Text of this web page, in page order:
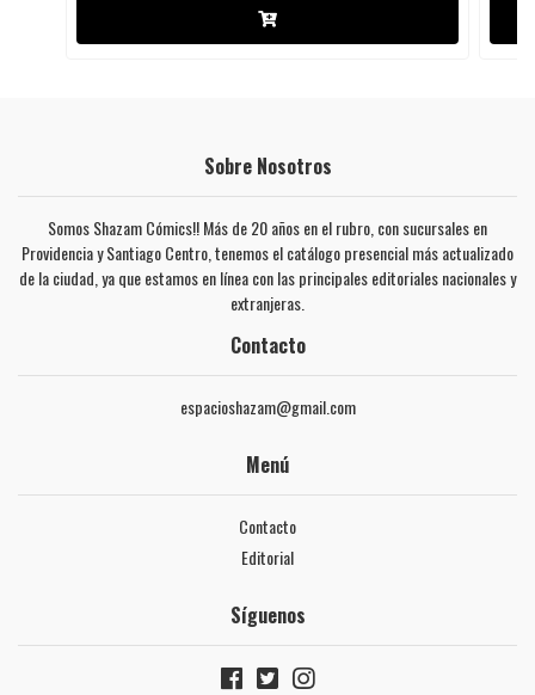
Sobre Nosotros
Somos Shazam Cómics!! Más de 20 años en el rubro, con sucursales en
Providencia y Santiago Centro, tenemos el catálogo presencial más actualizado
de la ciudad, ya que estamos en línea con las principales editoriales nacionales y
extranjeras.
Contacto
espacioshazam@gmail.com
Menú
Contacto
Editorial
Síguenos